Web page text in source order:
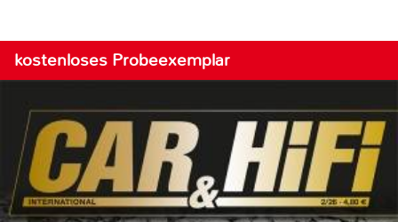
kostenloses Probeexemplar